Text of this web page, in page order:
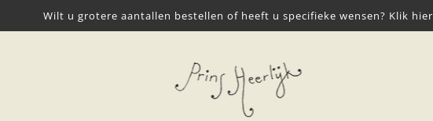
Wilt u grotere aantallen bestellen of heeft u specifieke wensen? Klik hier